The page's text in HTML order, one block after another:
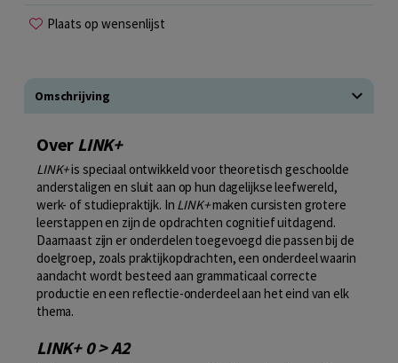
Plaats op wensenlijst
Omschrijving
Over LINK+
LINK+is speciaal ontwikkeld voor theoretisch geschoolde
anderstaligen en sluit aan op hun dagelijkse leefwereld,
werk- of studiepraktijk. In LINK+maken cursisten grotere
leerstappen en zijn de opdrachten cognitief uitdagend.
Daarnaast zijn er onderdelen toegevoegd die passen bij de
doelgroep, zoals praktijkopdrachten, een onderdeel waarin
aandacht wordt besteed aan grammaticaal correcte
productie en een reflectie-onderdeel aan het eind van elk
thema.
LINK+ 0 > A2